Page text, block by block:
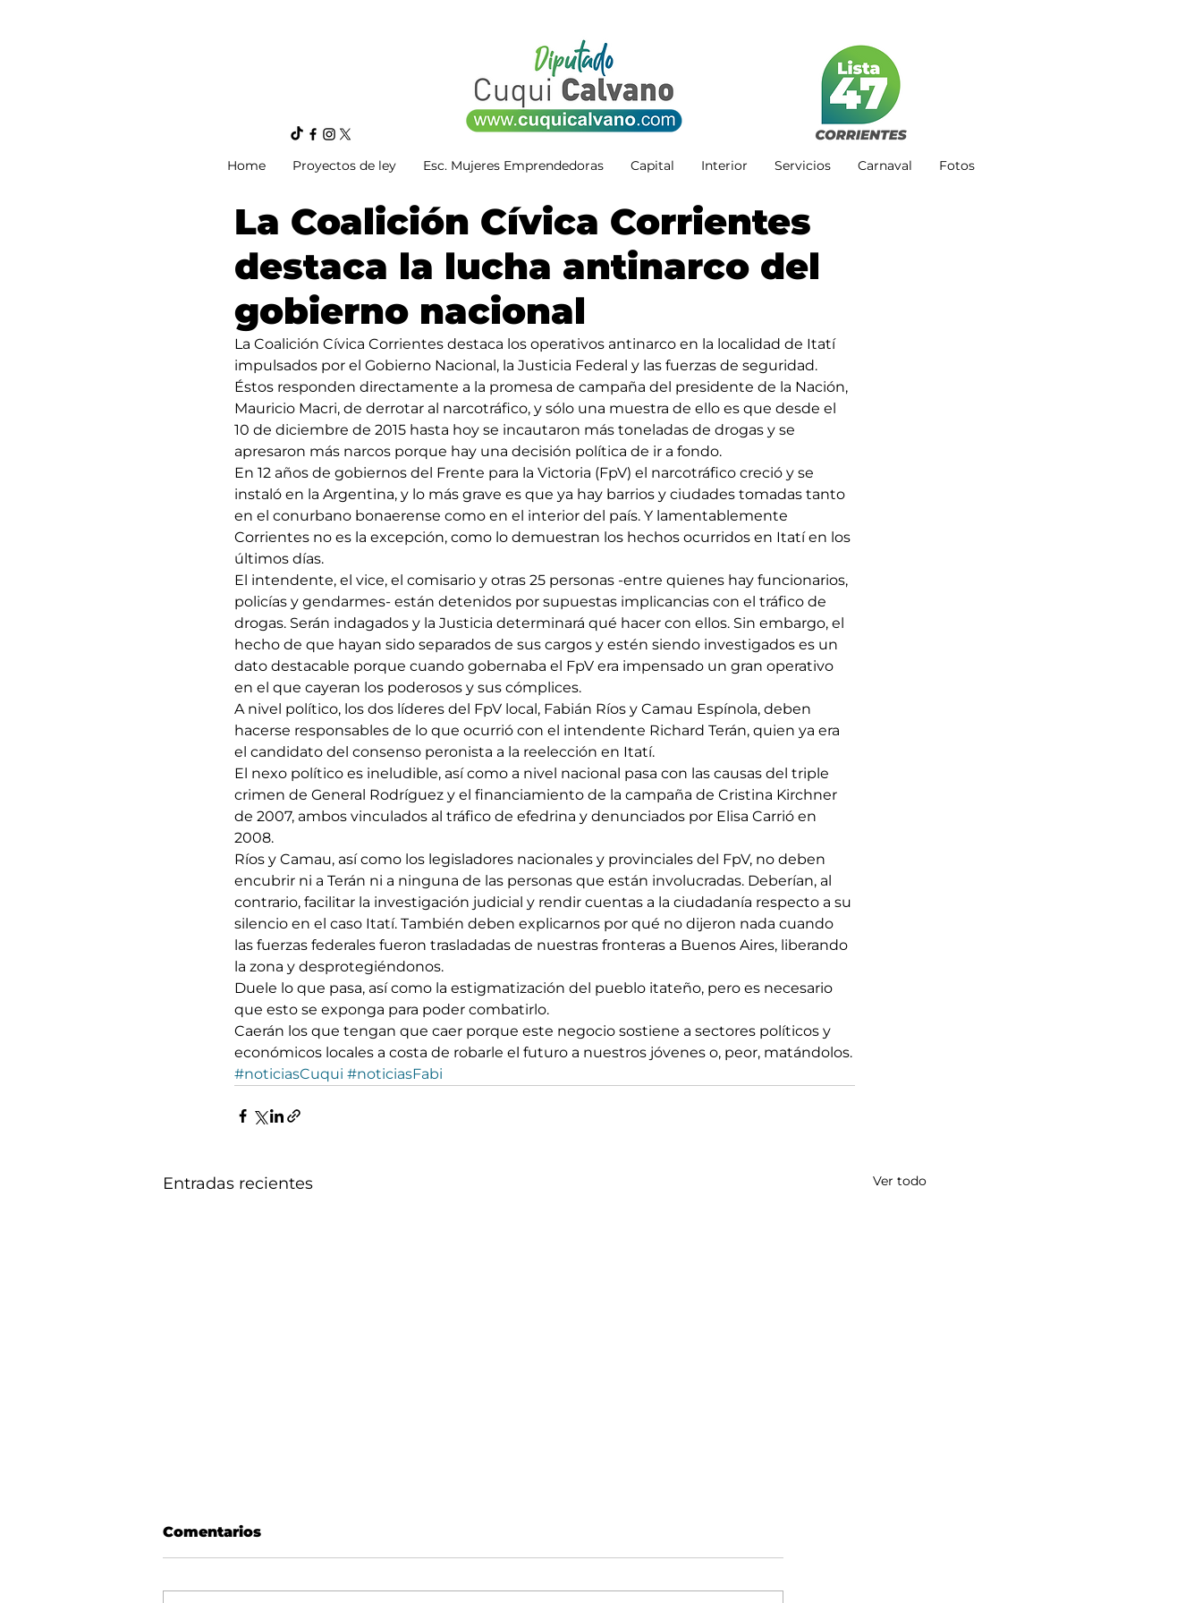
Home Proyectos de ley Esc. Mujeres Emprendedoras Capital Interior Servicios Carnaval Fotos
La Coalición Cívica Corrientes
destaca la lucha antinarco del
gobierno nacional
La Coalición Cívica Corrientes destaca los operativos antinarco en la localidad de Itatí
impulsados por el Gobierno Nacional, la Justicia Federal y las fuerzas de seguridad.
Éstos responden directamente a la promesa de campaña del presidente de la Nación,
Mauricio Macri, de derrotar al narcotráfico, y sólo una muestra de ello es que desde el
10 de diciembre de 2015 hasta hoy se incautaron más toneladas de drogas y se
apresaron más narcos porque hay una decisión política de ir a fondo.
En 12 años de gobiernos del Frente para la Victoria (FpV) el narcotráfico creció y se
instaló en la Argentina, y lo más grave es que ya hay barrios y ciudades tomadas tanto
en el conurbano bonaerense como en el interior del país. Y lamentablemente
Corrientes no es la excepción, como lo demuestran los hechos ocurridos en Itatí en los
últimos días.
El intendente, el vice, el comisario y otras 25 personas -entre quienes hay funcionarios,
policías y gendarmes- están detenidos por supuestas implicancias con el tráfico de
drogas. Serán indagados y la Justicia determinará qué hacer con ellos. Sin embargo, el
hecho de que hayan sido separados de sus cargos y estén siendo investigados es un
dato destacable porque cuando gobernaba el FpV era impensado un gran operativo
en el que cayeran los poderosos y sus cómplices.
A nivel político, los dos líderes del FpV local, Fabián Ríos y Camau Espínola, deben
hacerse responsables de lo que ocurrió con el intendente Richard Terán, quien ya era
el candidato del consenso peronista a la reelección en Itatí.
El nexo político es ineludible, así como a nivel nacional pasa con las causas del triple
crimen de General Rodríguez y el financiamiento de la campaña de Cristina Kirchner
de 2007, ambos vinculados al tráfico de efedrina y denunciados por Elisa Carrió en
2008.
Ríos y Camau, así como los legisladores nacionales y provinciales del FpV, no deben
encubrir ni a Terán ni a ninguna de las personas que están involucradas. Deberían, al
contrario, facilitar la investigación judicial y rendir cuentas a la ciudadanía respecto a su
silencio en el caso Itatí. También deben explicarnos por qué no dijeron nada cuando
las fuerzas federales fueron trasladadas de nuestras fronteras a Buenos Aires, liberando
la zona y desprotegiéndonos.
Duele lo que pasa, así como la estigmatización del pueblo itateño, pero es necesario
que esto se exponga para poder combatirlo.
Caerán los que tengan que caer porque este negocio sostiene a sectores políticos y
económicos locales a costa de robarle el futuro a nuestros jóvenes o, peor, matándolos.
#noticiasCuqui #noticiasFabi
Entradas recientes Ver todo
Comentarios